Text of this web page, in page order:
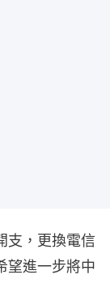
支，更換電信
望進一步將中